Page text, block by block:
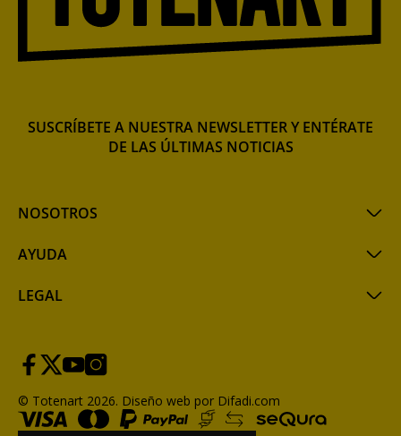
NOSOTROS
AYUDA
LEGAL
SUSCRÍBETE A NUESTRA NEWSLETTER Y ENTÉRATE
DE LAS ÚLTIMAS NOTICIAS
© Totenart 2026. Diseño web por Difadi.com